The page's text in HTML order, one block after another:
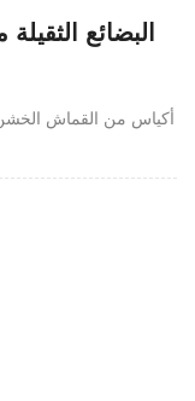
البضائع
أكياس من القماش الخشن